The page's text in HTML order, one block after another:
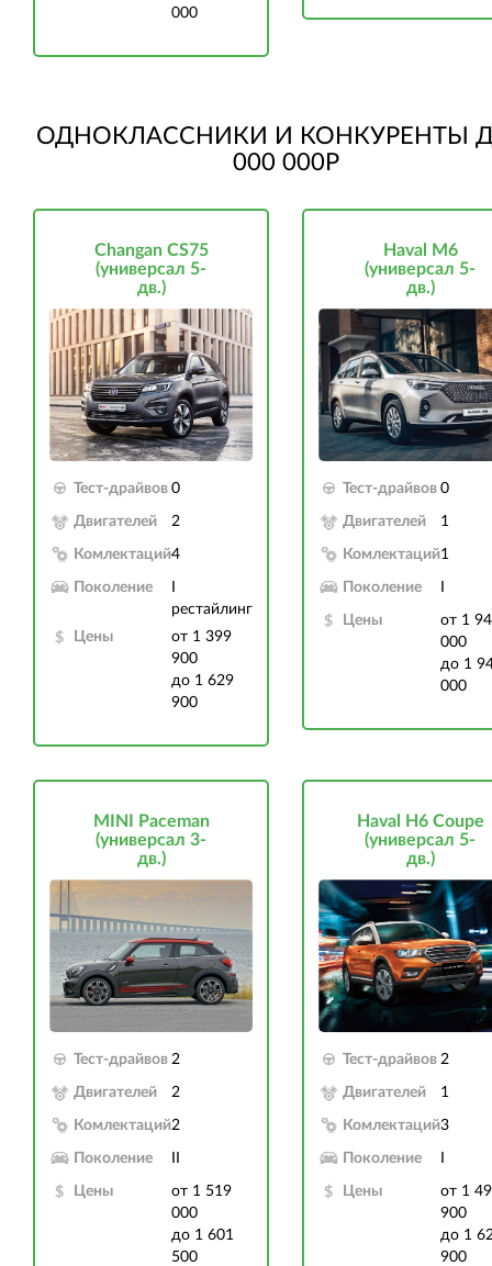
000
ОДНОКЛАССНИКИ И КОНКУРЕНТЫ
000 000Р
Changan CS75
(универсал 5-
дв.)
Тест-драйвов 0
Двигателей 2
Комлектаций4
Поколение
рестайлинг
Цены
от 1 399
900
до 1 629
900
Haval M6
(универсал 5-
дв.)
Тест-драйвов 0
Двигателей 1
Комлектаций1
Поколение
Цены
от 1
000
до 1
000
MINI Paceman
(универсал 3-
дв.)
Тест-драйвов 2
Двигателей 2
Комлектаций2
Поколение
Цены
от 1 519
000
до 1 601
500
Haval H6 Coupe
(универсал 5-
дв.)
Тест-драйвов 2
Двигателей 1
Комлектаций3
Поколение
Цены
от 1
900
до 1
900